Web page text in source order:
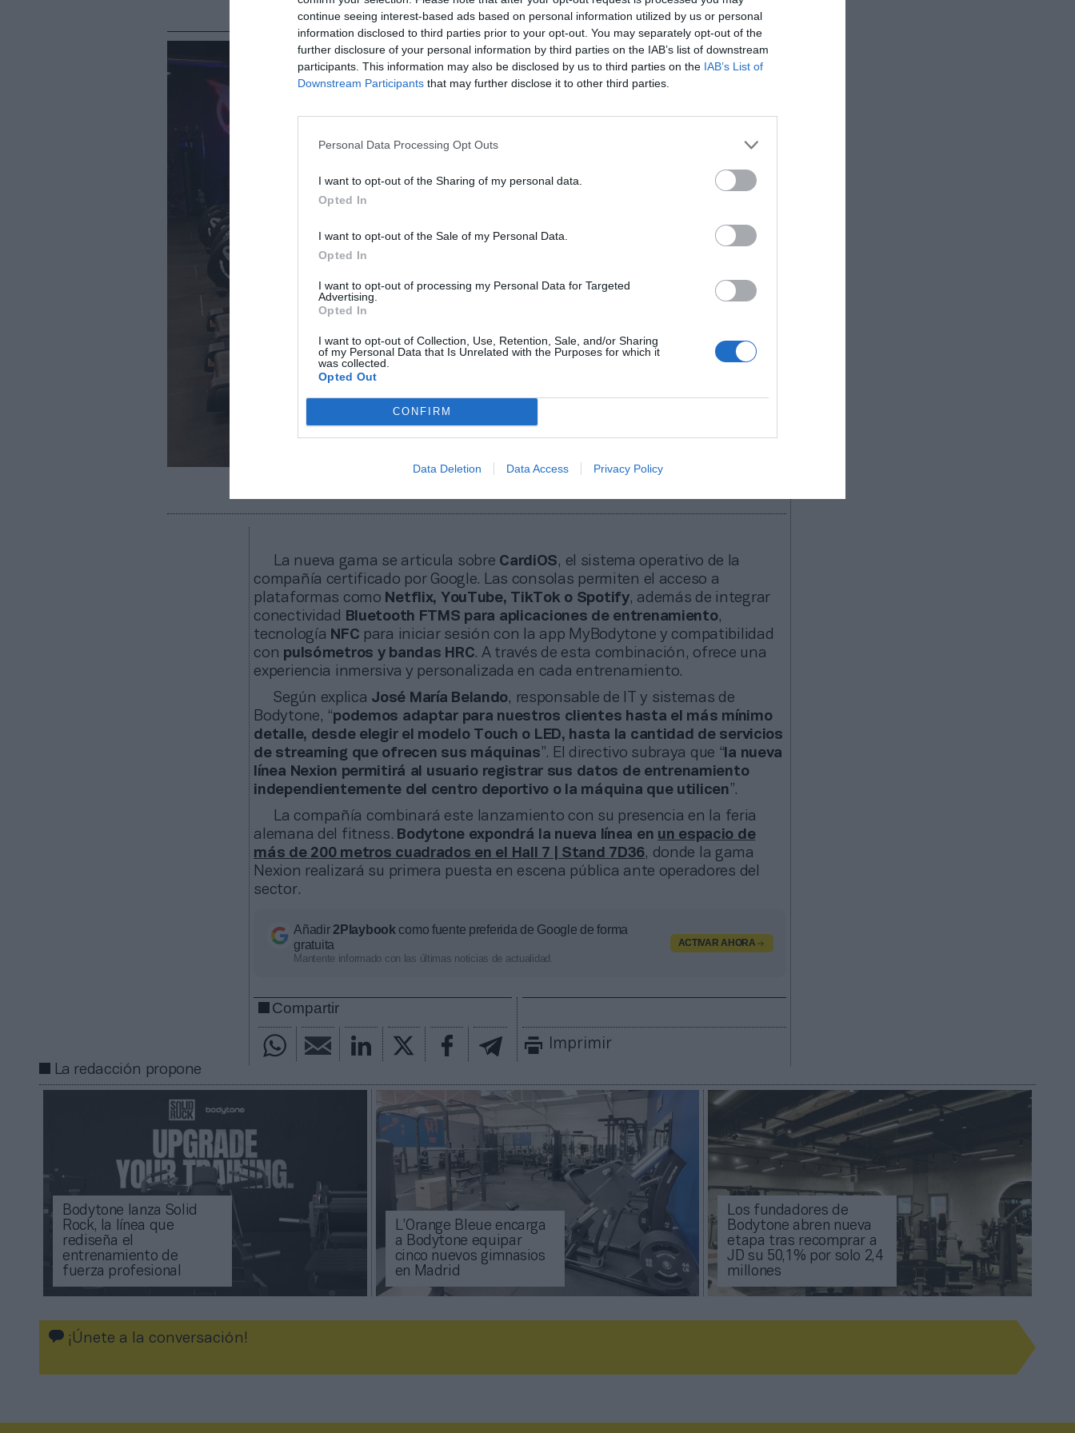
continue seeing interest-based ads based on personal information utilized by us or personal
information disclosed to third parties prior to your opt-out. You may separately opt-out of the
further disclosure of your personal information by third parties on the IAB’s list of downstream
participants. This information may also be disclosed by us to third parties on the IAB’s List of
Downstream Participants that may further disclose it to other third parties.
Personal Data Processing Opt Outs
I want to opt-out of the Sharing of my personal data.
Opted In
I want to opt-out of the Sale of my Personal Data.
Opted In
I want to opt-out of processing my Personal Data for Targeted
Advertising.
Opted In
I want to opt-out of Collection, Use, Retention, Sale, and/or Sharing
of my Personal Data that Is Unrelated with the Purposes for which it
was collected.
Opted Out
CONFIRM
Data Deletion Data Access Privacy Policy
La nueva gama se articula sobre CardiOS, el sistema operativo de la
compañía certificado por Google. Las consolas permiten el acceso a
plataformas como Netflix, YouTube, TikTok o Spotify, además de integrar
conectividad
Bluetooth FTMS para aplicaciones de entrenamiento,
tecnología NFC para iniciar sesión con la app MyBodytone y compatibilidad
con pulsómetros y bandas HRC. A través de esta combinación, ofrece una
experiencia inmersiva y personalizada en cada entrenamiento.
Según explica José María Belando, responsable de IT y sistemas de
Bodytone, “podemos adaptar para nuestros clientes hasta el más mínimo
detalle, desde elegir el modelo Touch o LED, hasta la cantidad de servicios
de streaming que ofrecen sus máquinas”. El directivo subraya que “ la nueva
línea Nexion permitirá al usuario registrar sus datos de entrenamiento
independientemente del centro deportivo o la máquina que utilicen”.
La compañía combinará este lanzamiento con su presencia en la feria
alemana del fitness. Bodytone expondrá la nueva línea en un espacio de
más de 200 metros cuadrados en el Hall 7 | Stand 7D36, donde la gama
Nexion realizará su primera puesta en escena pública ante operadores del
sector.
Añadir2Playbook como fuente preferida de Google de forma
gratuita
Mantente informado con las últimas noticias de actualidad.
ACTIVAR AHORA
Compartir
Imprimir
La redacción propone
Bodytone lanza Solid
Rock, la línea que
rediseña el
entrenamiento de
fuerza profesional
L’Orange Bleue encarga
a Bodytone equipar
cinco nuevos gimnasios
en Madrid
Los fundadores de
Bodytone abren nueva
etapa tras recomprar a
JD su 50,1% por solo 2,4
millones
¡Únete a la conversación!